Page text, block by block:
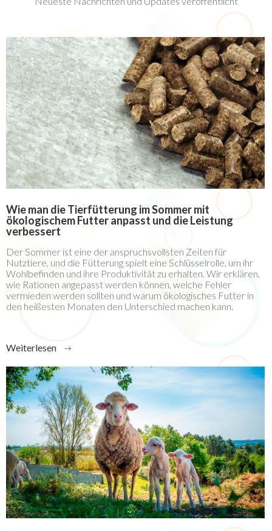
Wie man die Tierfütterung im Sommer mit
ökologischem Futter anpasst und die Leistung
verbessert
Der Sommer ist eine der anspruchsvollsten Zeiten für
Nutztiere, und die Fütterung spielt eine Schlüsselrolle, um ihr
Wohlbefinden und ihre Produktivität zu erhalten. Wir erklären,
wie Rationen angepasst werden können, welche Fehler
vermieden werden sollten und warum ökologisches Futter in
den heißesten Monaten den Unterschied machen kann.
Weiterlesen